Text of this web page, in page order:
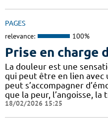
PAGES
relevance: 100%
Prise en charge
La douleur est une
qui peut être en lien avec
peut s’accompagner
que la peur, l’angoisse, la
18/02/2026 15:25